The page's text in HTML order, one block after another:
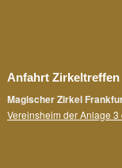
Anfahrt Zirkeltreffen
Magischer Zirkel
Vereinsheim der Anlage